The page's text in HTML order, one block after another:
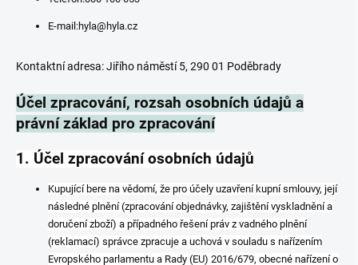
E-mail:hyla@hyla.cz
Kontaktní adresa: Jiřího náměstí 5, 290 01 Poděbrady
Účel zpracování, rozsah osobních údajů a
právní základ pro zpracování
1. Účel zpracování osobních údajů
Kupující bere na vědomí, že pro účely uzavření kupní smlouvy, její
následné plnění (zpracování objednávky, zajištění vyskladnění a
doručení zboží) a případného řešení práv z vadného plnění
(reklamací) správce zpracuje a uchová v souladu s nařízením
Evropského parlamentu a Rady (EU) 2016/679, obecné nařízení o